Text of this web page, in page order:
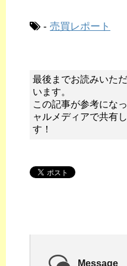
- 売買レポート
最後までお読みいた
います。
この記事が参考にな
ャルメディアで共有
す！
Message